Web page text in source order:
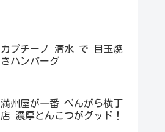
カプチーノ 清水 で 目玉焼
きハンバーグ
満州屋が一番 べんがら横丁
店 濃厚とんこつがグッド！